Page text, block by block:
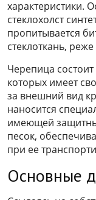
характеристики.
стеклохолст
пропитывается
стеклоткань,
Черепица
которых имеет
за внешний вид
наносится
имеющей
песок,
при ее
Основные